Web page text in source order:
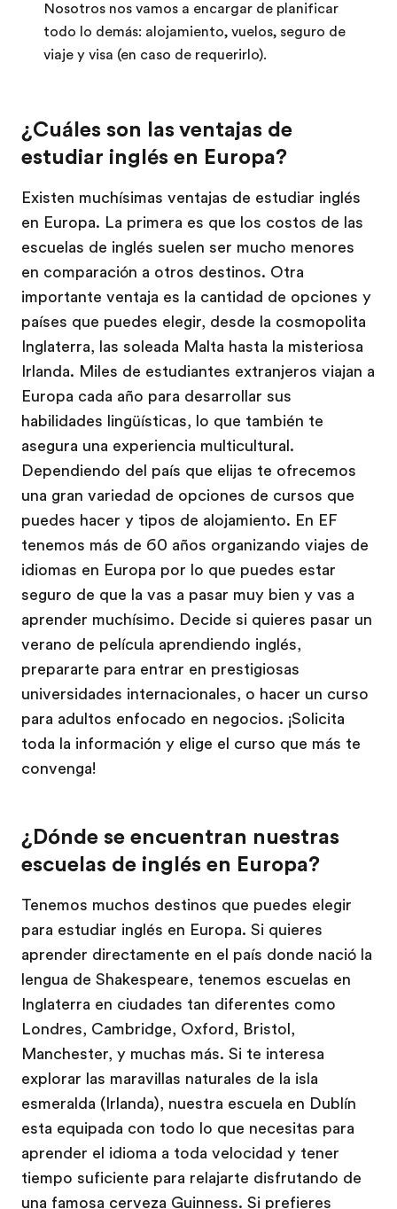
Nosotros nos vamos a encargar de planificar
todo lo demás: alojamiento, vuelos, seguro de
viaje y visa (en caso de requerirlo).
¿Cuáles son las ventajas de
estudiar inglés en Europa?
Existen muchísimas ventajas de estudiar inglés
en Europa. La primera es que los costos de las
escuelas de inglés suelen ser mucho menores
en comparación a otros destinos. Otra
importante ventaja es la cantidad de opciones y
países que puedes elegir, desde la cosmopolita
Inglaterra, las soleada Malta hasta la misteriosa
Irlanda. Miles de estudiantes extranjeros viajan a
Europa cada año para desarrollar sus
habilidades lingüísticas, lo que también te
asegura una experiencia multicultural.
Dependiendo del país que elijas te ofrecemos
una gran variedad de opciones de cursos que
puedes hacer y tipos de alojamiento. En EF
tenemos más de 60 años organizando viajes de
idiomas en Europa por lo que puedes estar
seguro de que la vas a pasar muy bien y vas a
aprender muchísimo. Decide si quieres pasar un
verano de película aprendiendo inglés,
prepararte para entrar en prestigiosas
universidades internacionales, o hacer un curso
para adultos enfocado en negocios. ¡Solicita
toda la información y elige el curso que más te
convenga!
¿Dónde se encuentran nuestras
escuelas de inglés en Europa?
Tenemos muchos destinos que puedes elegir
para estudiar inglés en Europa. Si quieres
aprender directamente en el país donde nació la
lengua de Shakespeare, tenemos escuelas en
Inglaterra en ciudades tan diferentes como
Londres, Cambridge, Oxford, Bristol,
Manchester, y muchas más. Si te interesa
explorar las maravillas naturales de la isla
esmeralda (Irlanda), nuestra escuela en Dublín
esta equipada con todo lo que necesitas para
aprender el idioma a toda velocidad y tener
tiempo suficiente para relajarte disfrutando de
una famosa cerveza Guinness. Si prefieres